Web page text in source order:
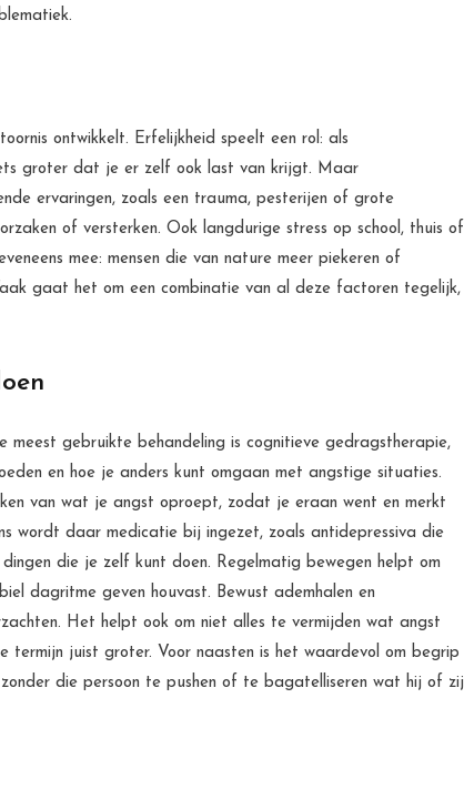
ontwikkelt. Erfelijkheid speelt een rol: als
groter dat je er zelf ook last van krijgt. Maar
ervaringen, zoals een trauma, pesterijen of grote
of versterken. Ook langdurige stress op school, thuis of
mee: mensen die van nature meer piekeren of
gaat het om een combinatie van al deze factoren tegelijk,
meest gebruikte behandeling is cognitieve gedragstherapie,
en hoe je anders kunt omgaan met angstige situaties.
van wat je angst oproept, zodat je eraan went en merkt
wordt daar medicatie bij ingezet, zoals antidepressiva die
die je zelf kunt doen. Regelmatig bewegen helpt om
dagritme geven houvast. Bewust ademhalen en
Het helpt ook om niet alles te vermijden wat angst
juist groter. Voor naasten is het waardevol om begrip
die persoon te pushen of te bagatelliseren wat hij of zij